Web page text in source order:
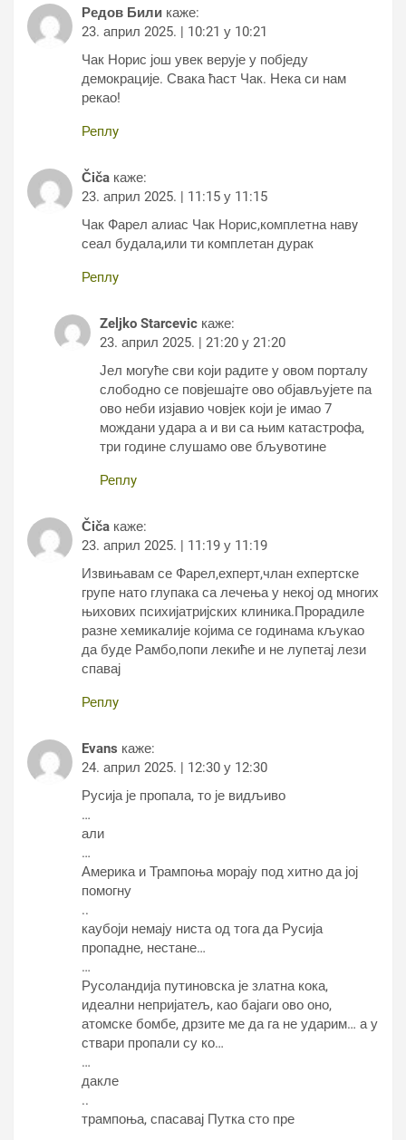
Редов Били каже:
23. април 2025. | 10:21 у 10:21
Чак Норис још увек верује у побједу
демокрације. Свака ћаст Чак. Нека си нам
рекао!
Реплy
Čiča каже:
23. април 2025. | 11:15 у 11:15
Чак Фарел алиас Чак Норис,комплетна навy
сеал будала,или ти комплетан дурак
Реплy
Zeljko Starcevic каже:
23. април 2025. | 21:20 у 21:20
Јел могуће сви који радите у овом порталу
слободно се повјешајте ово објављујете па
ово неби изјавио човјек који је имао 7
мождани удара а и ви са њим катастрофа,
три године слушамо ове бљувотине
Реплy
Čiča каже:
23. април 2025. | 11:19 у 11:19
Извињавам се Фарел,еxперт,члан еxпертске
групе нато глупака са лечења у некој од многих
њихових психијатријских клиника.Прорадиле
разне хемикалије којима се годинама кљукао
да буде Рамбо,попи лекиће и не лупетај лези
спавај
Реплy
Evans каже:
24. април 2025. | 12:30 у 12:30
Русија је пропала, то је видљиво
…
али
…
Америка и Трампоња морају под хитно да јој
помогну
..
каубоји немају ниста од тога да Русија
пропадне, нестане…
…
Русоландија путиновска је златна кока,
идеални непријатељ, као бајаги ово оно,
атомске бомбе, дрзите ме да га не ударим… а у
ствари пропали су ко…
…
дакле
..
трампоња, спасавај Путка сто пре